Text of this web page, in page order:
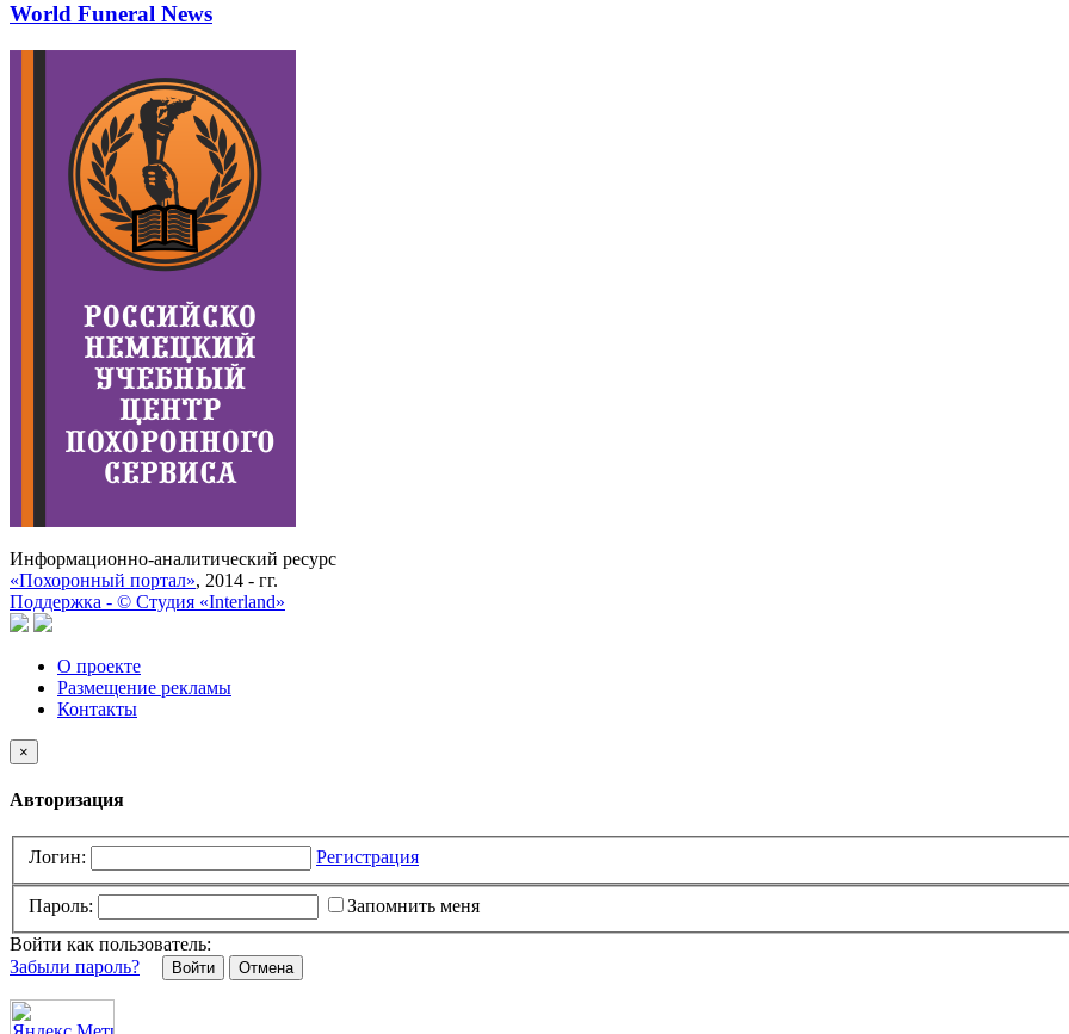
World Funeral News
Информационно-аналитический ресурс
«Похоронный портал», 2014 - гг.
Поддержка - © Cтудия «Interland»
О проекте
Размещение рекламы
Контакты
×
Авторизация
Логин: Регистрация
Пароль:
Запомнить меня
Войти как пользователь:
Забыли пароль?
Отмена